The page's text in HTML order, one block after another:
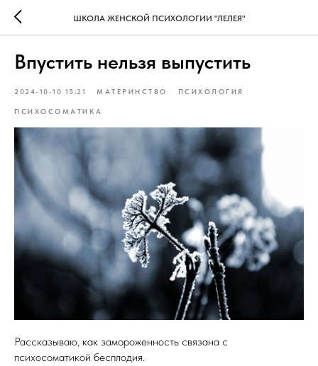
ШКОЛА ЖЕНСКОЙ ПСИХОЛОГИИ "ЛЕЛЕЯ"
Впустить нельзя выпустить
2024-10-10 15:21 МАТЕРИНСТВО ПСИХОЛОГИЯ
ПСИХОСОМАТИКА
Рассказываю, как замороженность связана с
психосоматикой бесплодия.